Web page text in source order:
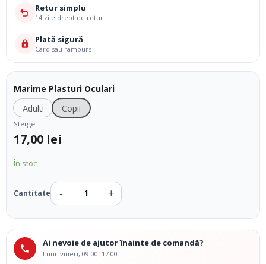
Retur simplu
14 zile drept de retur
Plată sigură
Card sau ramburs
Marime Plasturi Oculari
Adulti
Copii
Sterge
17,00 lei
În stoc
Ai nevoie de ajutor înainte de comandă?
Luni–vineri, 09:00–17:00